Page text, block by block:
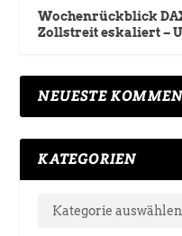
Wochenrückblick
Zollstreit eskaliert –
NEUESTE
KATEGORIEN